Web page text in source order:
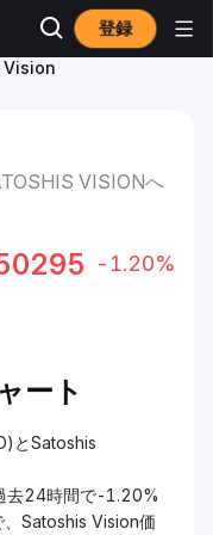
登録
・ディナール to
VISIONへ
-1.20%
ート
とSatoshis
去24時間で-1.20%
Satoshis Vision価